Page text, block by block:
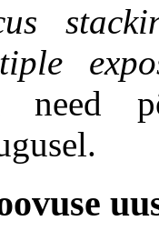
need